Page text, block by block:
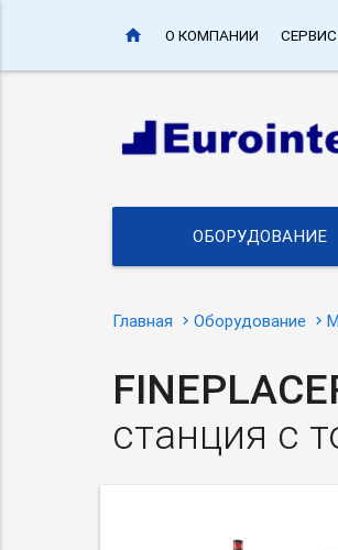
home О КОМПАНИИ СЕРВИС
ОБОРУДОВАНИЕ
Главная Оборудование
станция с